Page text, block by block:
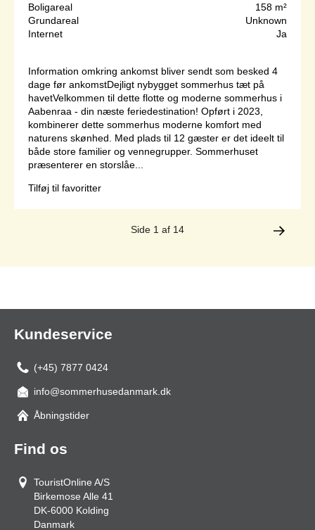
Boligareal
158 m²
Grundareal
Unknown
Internet
Ja
Information omkring ankomst bliver sendt som besked 4
dage før ankomstDejligt nybygget sommerhus tæt på
havetVelkommen til dette flotte og moderne sommerhus i
Aabenraa - din næste feriedestination! Opført i 2023,
kombinerer dette sommerhus moderne komfort med
naturens skønhed. Med plads til 12 gæster er det ideelt til
både store familier og vennegrupper. Sommerhuset
præsenterer en storslåe...
Tilføj til favoritter
Side 1 af 14
Kundeservice
(+45) 7877 0424
info@sommerhusedanmark.dk
Åbningstider
Find os
TouristOnline A/S
Birkemose Alle 41
DK-6000 Kolding
Danmark